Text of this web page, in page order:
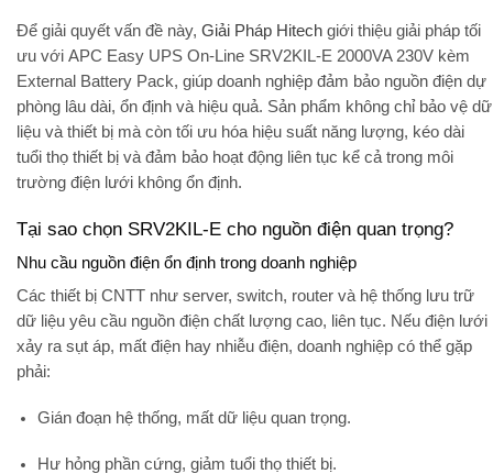
Để giải quyết vấn đề này, Giải Pháp Hitech giới thiệu giải pháp tối
ưu với APC Easy UPS On-Line SRV2KIL-E 2000VA 230V kèm
External Battery Pack, giúp doanh nghiệp đảm bảo nguồn điện dự
phòng lâu dài, ổn định và hiệu quả. Sản phẩm không chỉ bảo vệ dữ
liệu và thiết bị mà còn tối ưu hóa hiệu suất năng lượng, kéo dài
tuổi thọ thiết bị và đảm bảo hoạt động liên tục kể cả trong môi
trường điện lưới không ổn định.
Tại sao chọn SRV2KIL-E cho nguồn điện quan trọng?
Nhu cầu nguồn điện ổn định trong doanh nghiệp
Các thiết bị CNTT như server, switch, router và hệ thống lưu trữ
dữ liệu yêu cầu nguồn điện chất lượng cao, liên tục. Nếu điện lưới
xảy rasụt áp, mất điện hay nhiễu điện, doanh nghiệp có thể gặp
phải:
Gián đoạn hệ thống, mất dữ liệu quan trọng.
Hư hỏng phần cứng, giảm tuổi thọ thiết bị.